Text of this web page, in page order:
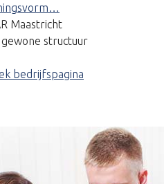
Maastricht
structuur
bedrijfspagina